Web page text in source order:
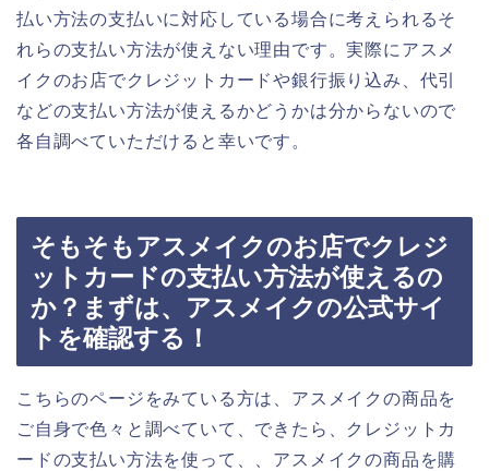
払い方法の支払いに対応している場合に考えられるそ
れらの支払い方法が使えない理由です。実際にアスメ
イクのお店でクレジットカードや銀行振り込み、代引
などの支払い方法が使えるかどうかは分からないので
各自調べていただけると幸いです。
そもそもアスメイクのお店でクレジ
ットカードの支払い方法が使えるの
か？まずは、アスメイクの公式サイ
トを確認する！
こちらのページをみている方は、アスメイクの商品を
ご自身で色々と調べていて、できたら、クレジットカ
ードの支払い方法を使って、、アスメイクの商品を購